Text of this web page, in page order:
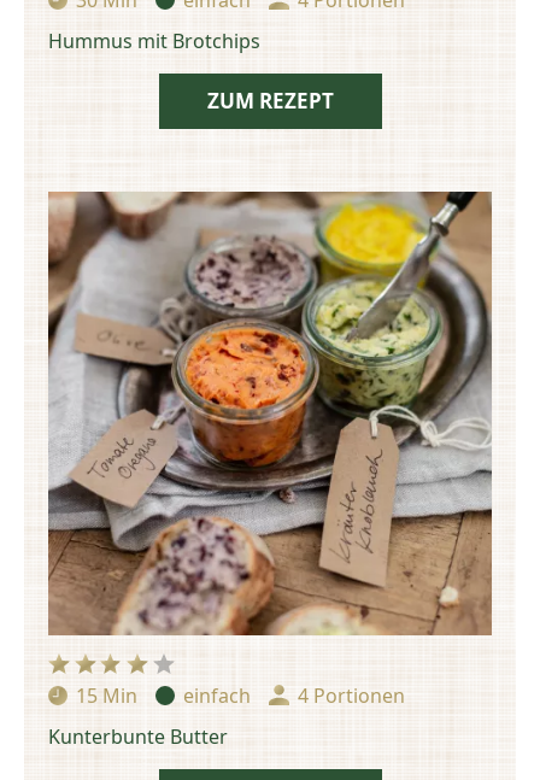
Zubereitungszeit:Schwierigkeit:Portionen:
Hummus mit Brotchips
ZUM REZEPT
Zubereitungszeit:
15 Min Schwierigkeit:
einfach Portionen:
4 Portionen
Kunterbunte Butter